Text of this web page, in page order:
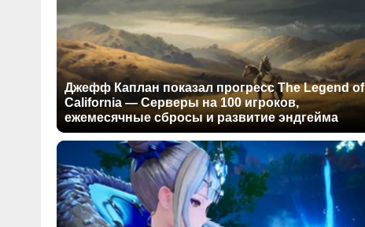
Джефф Каплан показал прогресс The Legend of
California — Серверы на 100 игроков,
ежемесячные сбросы и развитие эндгейма